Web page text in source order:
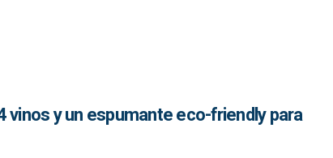
vinos y un espumante eco-friendly para